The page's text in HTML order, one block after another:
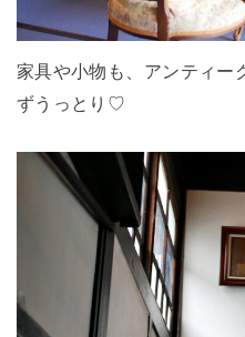
家具や小物も、アンティー
ずうっとり♡